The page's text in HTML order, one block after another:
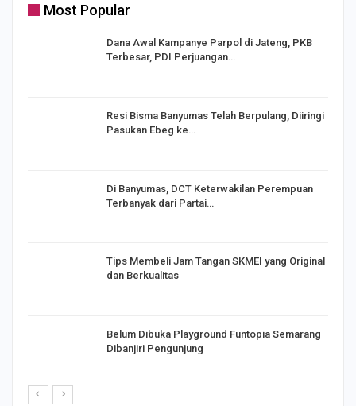
Most Popular
Dana Awal Kampanye Parpol di Jateng, PKB
Terbesar, PDI Perjuangan…
Resi Bisma Banyumas Telah Berpulang, Diiringi
Pasukan Ebeg ke…
Di Banyumas, DCT Keterwakilan Perempuan
Terbanyak dari Partai…
Tips Membeli Jam Tangan SKMEI yang Original
dan Berkualitas
Belum Dibuka Playground Funtopia Semarang
Dibanjiri Pengunjung